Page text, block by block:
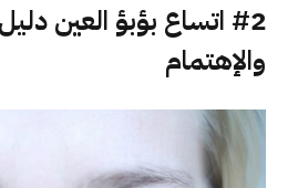
#2 اتساع بؤبؤ العين
والإهتمام